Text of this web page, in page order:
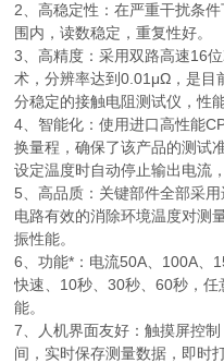
2、高稳定性：在严重干扰条
围内，读数稳定，重复性好。
3、高精度：采用双路高速16
术，分辨率达到0.01μΩ，是目
分稳定的接触电阻测试仪，性
4、智能化：使用进口高性能
换量程，确保了该产品的测试
设定温度时自动停止输出电流
5、高品质：关键部件全部采
电路有效的消除环境温度对测
振性能。
6、功能*：电流50A、100A、
快速、10秒、30秒、60秒，
能。
7、人机界面友好：触摸屏控
间，实时保存测量数据，即时